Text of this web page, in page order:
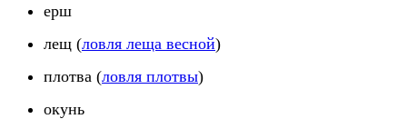
ерш
лещ (ловля леща весной)
плотва (ловля плотвы)
окунь